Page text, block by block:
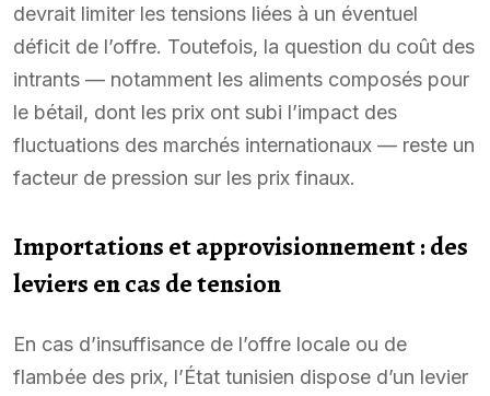
devrait limiter les tensions liées à un éventuel
déficit de l’offre. Toutefois, la question du coût des
intrants — notamment les aliments composés pour
le bétail, dont les prix ont subi l’impact des
fluctuations des marchés internationaux — reste un
facteur de pression sur les prix finaux.
Importations et approvisionnement : des
leviers en cas de tension
En cas d’insuffisance de l’offre locale ou de
flambée des prix, l’État tunisien dispose d’un levier